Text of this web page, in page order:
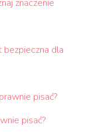
znaczenie
dla
pisać?
pisać?